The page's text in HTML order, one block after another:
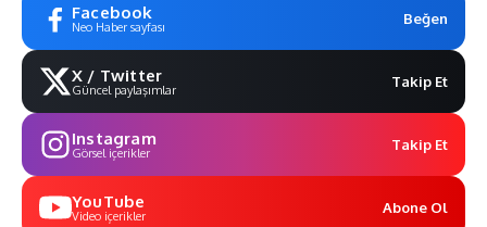
Facebook
Neo Haber sayfası Beğen
X / Twitter
Güncel paylaşımlar Takip Et
Instagram
Görsel içerikler Takip Et
YouTube
Video içerikler Abone Ol